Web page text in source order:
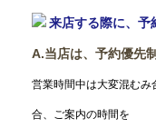
来店する際に、予
A.当店は、予約優先
営業時間中は大変混む
合、ご案内の時間を